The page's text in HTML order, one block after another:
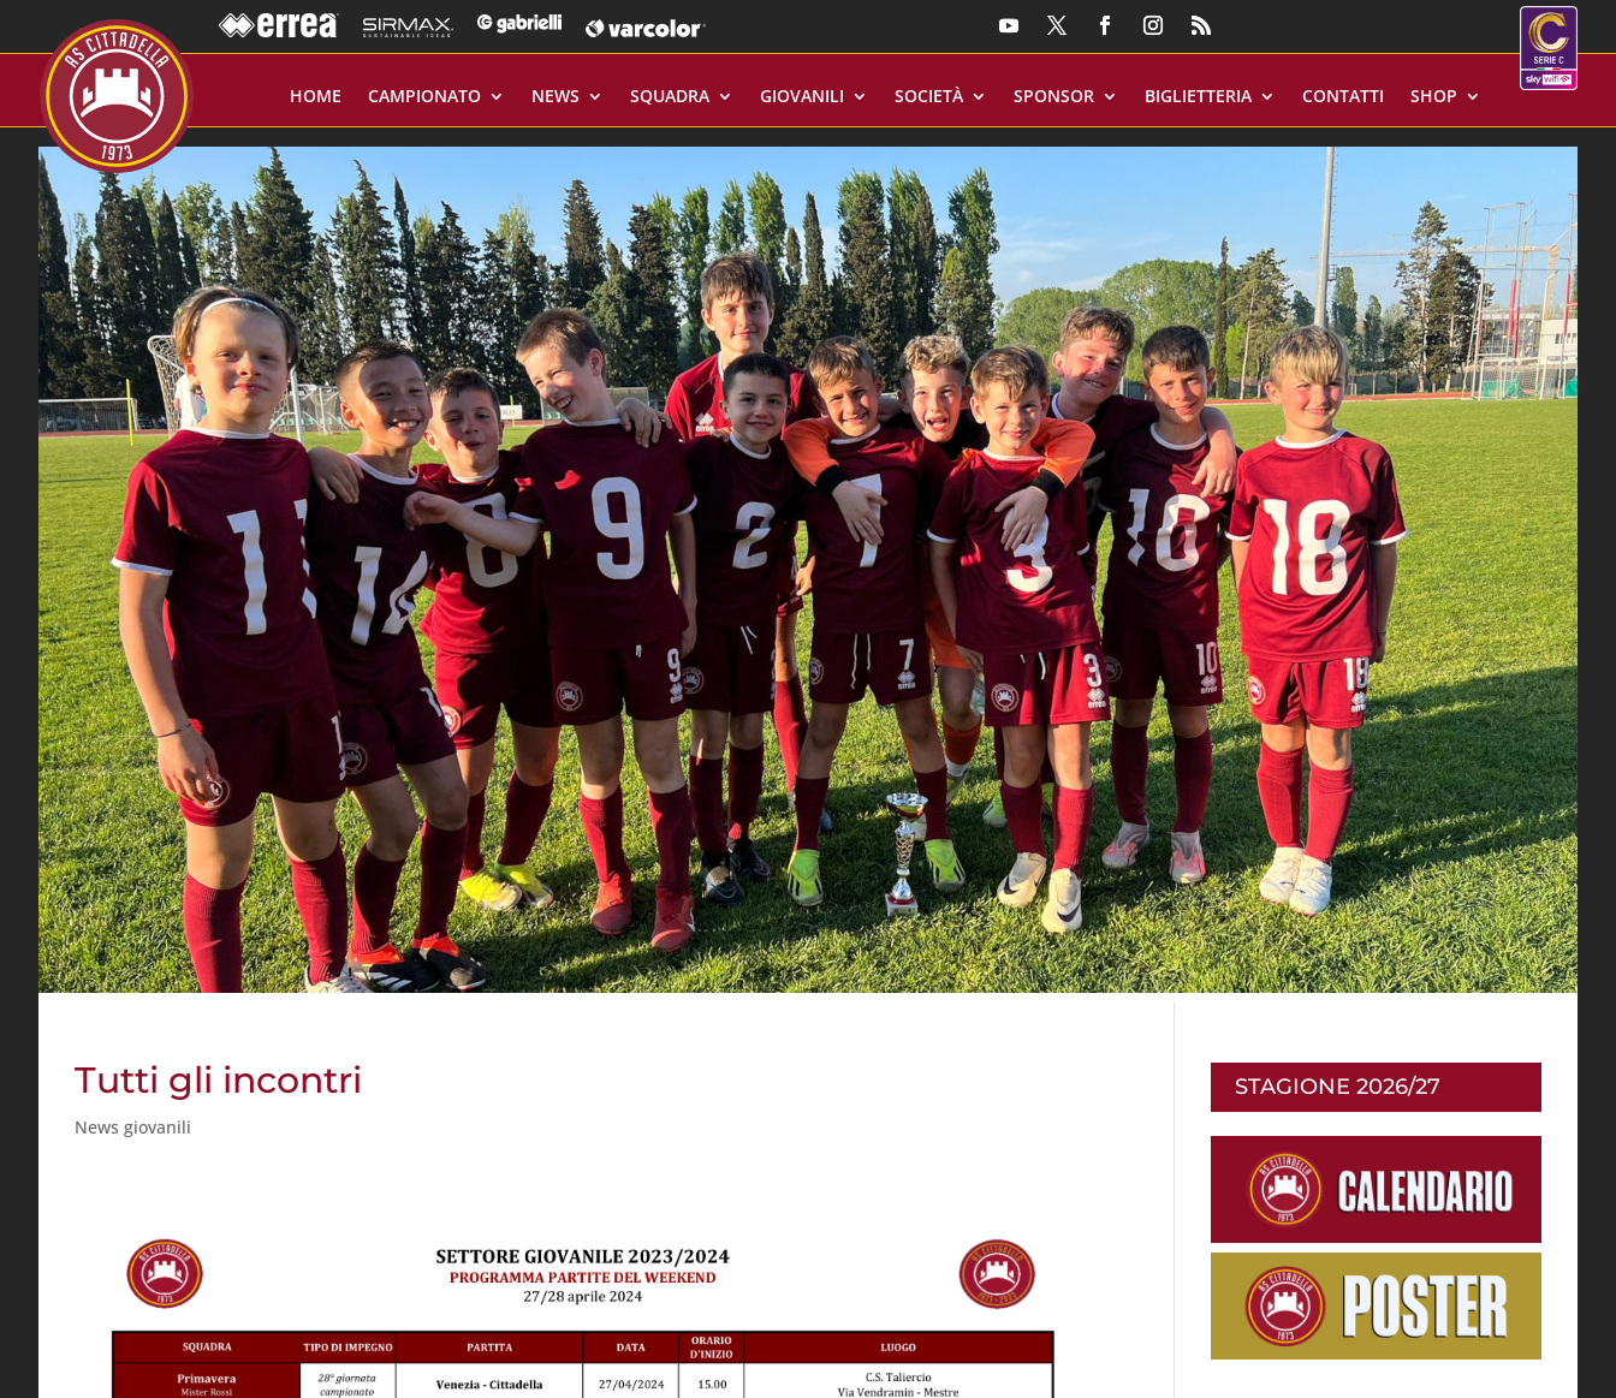
HOME CAMPIONATO NEWS SQUADRA GIOVANILI SOCIETÀ SPONSOR BIGLIETTERIA CONTATTI SHOP
Tutti gli incontri
News giovanili
STAGIONE 2026/27